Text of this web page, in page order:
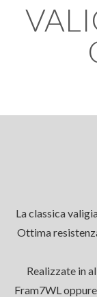
La classica
Ottima
Realizzate in
Fram7WL